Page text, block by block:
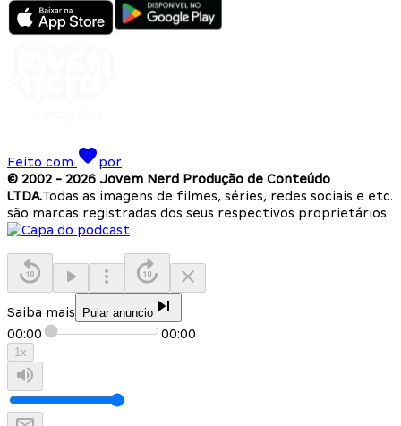
Feito com
por
© 2002 - 2026 Jovem Nerd Produção de Conteúdo
LTDA.Todas as imagens de filmes, séries, redes sociais e etc.
são marcas registradas dos seus respectivos proprietários.
Saiba mais Pular anuncio
00:00 00:00
1x